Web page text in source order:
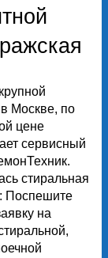
Москве, по
цене
сервисный
стиральная
Поспешите
на